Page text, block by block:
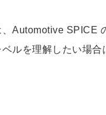
Automotive SPICE
ルを理解したい場